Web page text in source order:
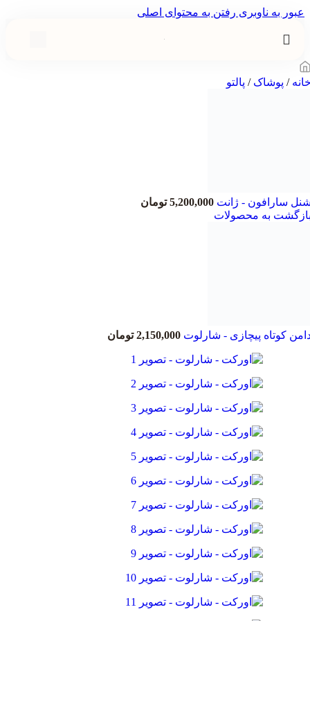
عبور به ناوبری رفتن به محتوای اصلی
/ پوشاک/ پالتو
سارافون - ژانت 5,200,000 تومان
به محصولات
کوتاه پیچازی - شارلوت 2,150,000 تومان